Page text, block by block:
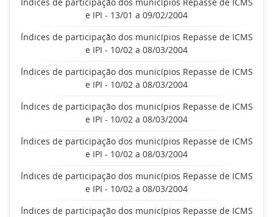
e IPI - 13/01 a 09/02/2004
Índices de participação dos municípios Repasse de ICMS
e IPI - 10/02 a 08/03/2004
Índices de participação dos municípios Repasse de ICMS
e IPI - 10/02 a 08/03/2004
Índices de participação dos municípios Repasse de ICMS
e IPI - 10/02 a 08/03/2004
Índices de participação dos municípios Repasse de ICMS
e IPI - 10/02 a 08/03/2004
Índices de participação dos municípios Repasse de ICMS
e IPI - 10/02 a 08/03/2004
Índices de participação dos municípios Repasse de ICMS